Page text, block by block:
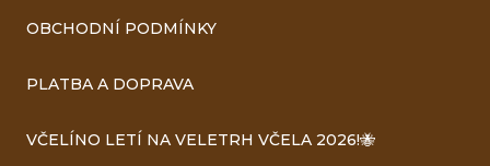
OBCHODNÍ PODMÍNKY
PLATBA A DOPRAVA
VČELÍNO LETÍ NA VELETRH VČELA 2026!🐝